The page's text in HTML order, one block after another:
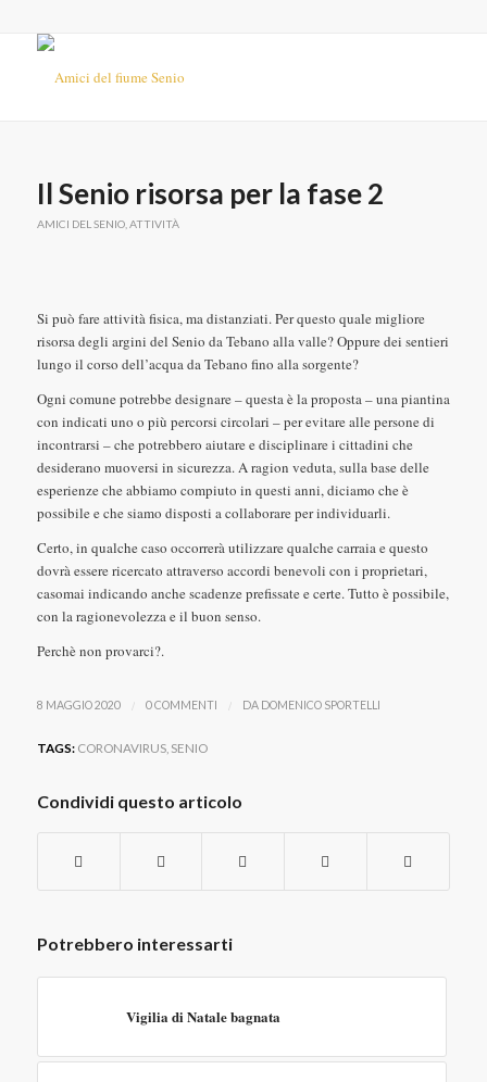
Il Senio risorsa per la fase 2
AMICI DEL SENIO, ATTIVITÀ
Si può fare attività fisica, ma distanziati. Per questo quale migliore
risorsa degli argini del Senio da Tebano alla valle? Oppure dei sentieri
lungo il corso dell’acqua da Tebano fino alla sorgente?
Ogni comune potrebbe designare – questa è la proposta – una piantina
con indicati uno o più percorsi circolari – per evitare alle persone di
incontrarsi – che potrebbero aiutare e disciplinare i cittadini che
desiderano muoversi in sicurezza. A ragion veduta, sulla base delle
esperienze che abbiamo compiuto in questi anni, diciamo che è
possibile e che siamo disposti a collaborare per individuarli.
Certo, in qualche caso occorrerà utilizzare qualche carraia e questo
dovrà essere ricercato attraverso accordi benevoli con i proprietari,
casomai indicando anche scadenze prefissate e certe. Tutto è possibile,
con la ragionevolezza e il buon senso.
Perchè non provarci?.
8 MAGGIO 2020 / 0 COMMENTI / DA DOMENICO SPORTELLI
TAGS: CORONAVIRUS, SENIO
Condividi questo articolo
Potrebbero interessarti
Vigilia di Natale bagnata